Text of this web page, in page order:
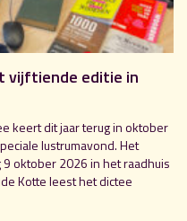
vijftiende editie in
keert dit jaar terug in oktober
lustrumavond. Het
oktober 2026 in het raadhuis
Kotte leest het dictee